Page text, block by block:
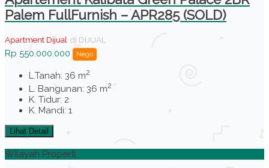
Palem FullFurnish – APR285 (SOLD)
Apartment Dijual di DIJUAL
Rp 550.000.000 Nego
L.Tanah: 36 m2
L. Bangunan: 36 m2
K. Tidur: 2
K. Mandi: 1
Lihat Detail
Wilayah Properti